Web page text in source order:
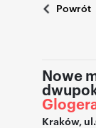
Powrót
Nowe
Kraków,